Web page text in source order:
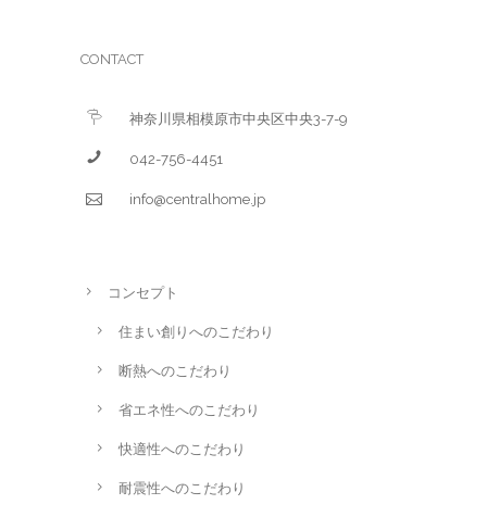
CONTACT
神奈川県相模原市中央区中央3-7-9
042-756-4451
info@centralhome.jp
コンセプト
住まい創りへのこだわり
断熱へのこだわり
省エネ性へのこだわり
快適性へのこだわり
耐震性へのこだわり